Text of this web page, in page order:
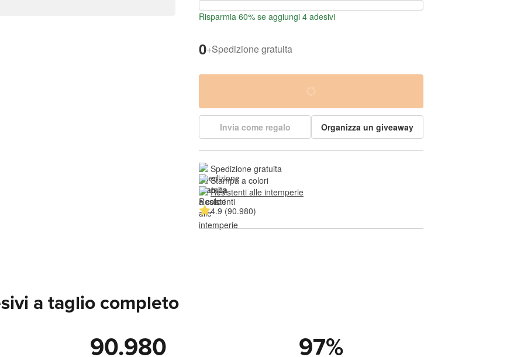
Risparmia 60% se aggiungi 4 adesivi
0+Spedizione gratuita
Invia come regalo Organizza un giveaway
Spedizione gratuita
Stampa a colori
Resistenti alle intemperie
4.9 (90.980)
a taglio completo
90.980 97%